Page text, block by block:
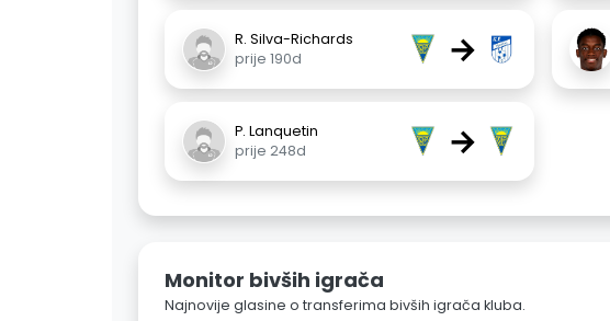
R. Silva-Richards
prije 190d
→
P. Lanquetin
prije 248d
→
Monitor bivših igrača
Najnovije glasine o transferima bivših igrača kluba.